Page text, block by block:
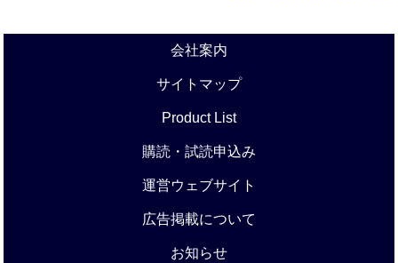
会社案内
サイトマップ
Product List
購読・試読申込み
運営ウェブサイト
広告掲載について
お知らせ